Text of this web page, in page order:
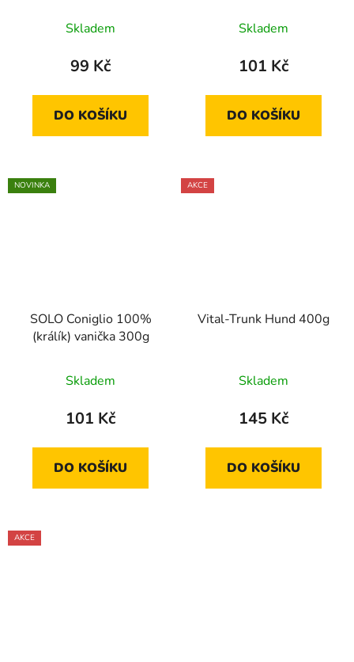
Skladem
99 Kč
DO KOŠÍKU
Skladem
101 Kč
DO KOŠÍKU
NOVINKA
SOLO Coniglio 100%
(králík) vanička 300g
Skladem
101 Kč
DO KOŠÍKU
AKCE
Vital-Trunk Hund 400g
Skladem
145 Kč
DO KOŠÍKU
AKCE